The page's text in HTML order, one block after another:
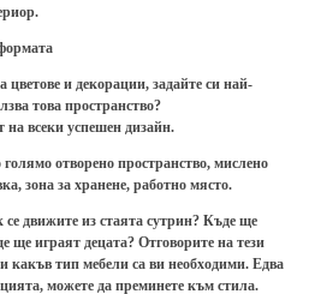
цветове и декорации, задайте си най-
това пространство?
всеки успешен дизайн.
отворено пространство, мислено
зона за хранене, работно място.
движите из стаята сутрин? Къде ще
ще играят децата? Отговорите на тези
какъв тип мебели са ви необходими. Едва
можете да преминете към стила.